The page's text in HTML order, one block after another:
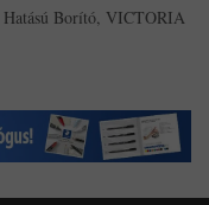
Borító, VICTORIA